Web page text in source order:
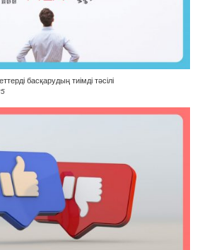
басқарудың тиімді тәсілі